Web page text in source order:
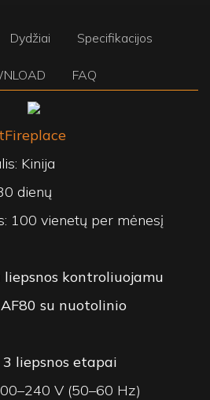
Dydžiai Specifikacijos
FAQ
Kinija
dienų
100 vienetų per mėnesį
liepsnos kontroliuojamu
su nuotolinio
liepsnos etapai
V (50–60 Hz)